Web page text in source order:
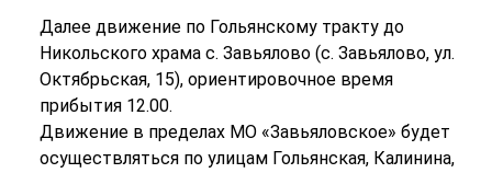
Далее движение по Гольянскому тракту до
Никольского храма с. Завьялово (с. Завьялово, ул.
Октябрьская, 15), ориентировочное время
прибытия 12.00.
Движение в пределах МО «Завьяловское» будет
осуществляться по улицам Гольянская, Калинина,